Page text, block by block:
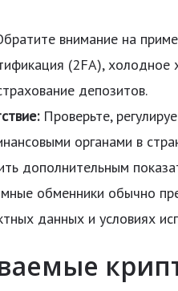
внимание на
(2FA), холодное
депозитов.
Проверьте,
органами в
дополнительным
обменники обычно
данных и условиях